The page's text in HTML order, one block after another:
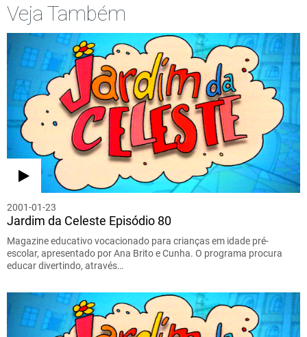
Veja Também
2001-01-23
Jardim da Celeste Episódio 80
Magazine educativo vocacionado para crianças em idade pré-
escolar, apresentado por Ana Brito e Cunha. O programa procura
educar divertindo, através…